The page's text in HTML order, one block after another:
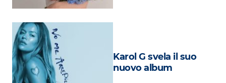
News
Musica
Cultura
Attualità
Karol G svela il suo
nuovo album